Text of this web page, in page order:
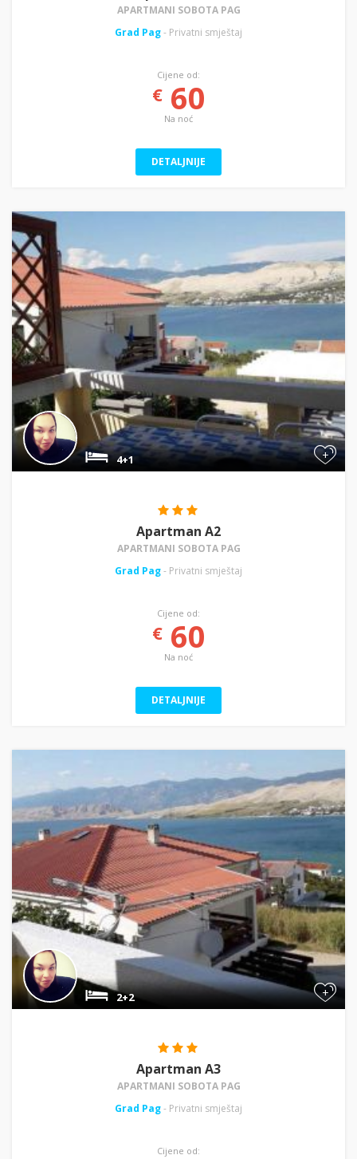
APARTMANI SOBOTA PAG
Grad Pag- Privatni smještaj
Cijene od:
€60
Na noć
DETALJNIJE
+
4+1
Apartman A2
APARTMANI SOBOTA PAG
Grad Pag- Privatni smještaj
Cijene od:
€60
Na noć
DETALJNIJE
+
2+2
Apartman A3
APARTMANI SOBOTA PAG
Grad Pag- Privatni smještaj
Cijene od: